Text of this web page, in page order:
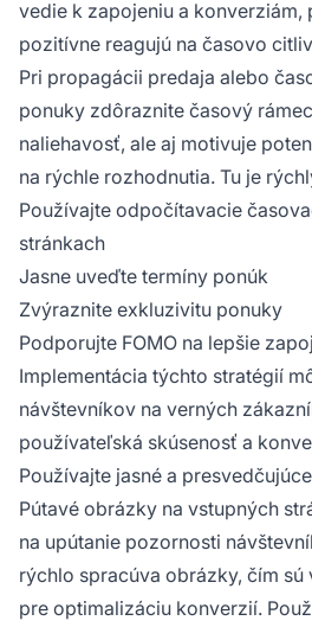
vedie k zapojeniu a konverziám,
pozitívne reagujú na časovo
Pri propagácii predaja alebo
ponuky zdôraznite časový
naliehavosť, ale aj motivuje
na rýchle rozhodnutia. Tu je
Používajte odpočítavacie
stránkach
Jasne uveďte termíny ponúk
Zvýraznite exkluzivitu ponuky
Podporujte FOMO na lepšie
Implementácia týchto stratégií
návštevníkov na verných
používateľská skúsenosť a
Používajte jasné a
Pútavé obrázky na vstupných
na upútanie pozornosti
rýchlo spracúva obrázky, čím sú
pre optimalizáciu konverzií.